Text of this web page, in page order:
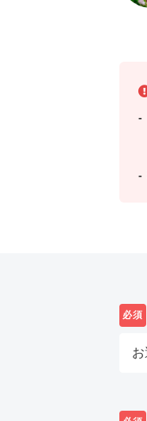
必須